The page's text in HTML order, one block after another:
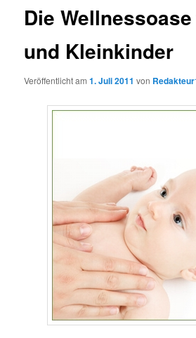
Die
und Kleinkinder
Veröffentlicht am1. Juli 2011 von